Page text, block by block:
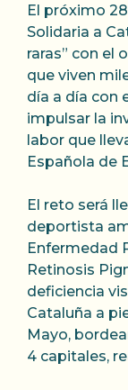
El próximo
Solidaria a
raras” con el
que viven
día a día con
impulsar la
labor que
Española de
El reto será
deportista
Enfermedad
Retinosis
deficiencia
Cataluña a
Mayo,
4 capitales,